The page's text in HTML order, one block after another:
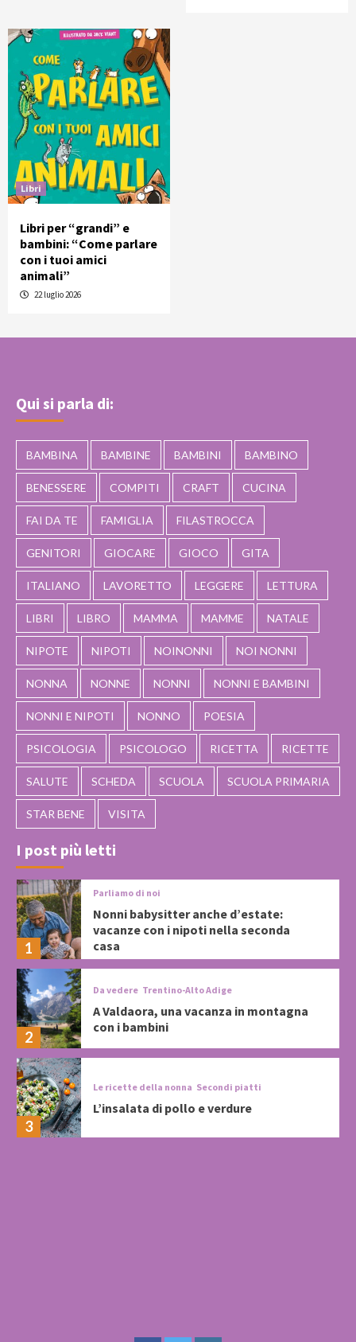
Libri
Libri per “grandi” e
bambini: “Come parlare
con i tuoi amici
animali”
22 luglio 2026
Qui si parla di:
BAMBINA BAMBINE BAMBINI BAMBINO
BENESSERE COMPITI CRAFT CUCINA
FAI DA TE FAMIGLIA FILASTROCCA
GENITORI GIOCARE GIOCO GITA
ITALIANO LAVORETTO LEGGERE LETTURA
LIBRI LIBRO MAMMA MAMME NATALE
NIPOTE NIPOTI NOINONNI NOI NONNI
NONNA NONNE NONNI NONNI E BAMBINI
NONNI E NIPOTI NONNO POESIA
PSICOLOGIA PSICOLOGO RICETTA RICETTE
SALUTE SCHEDA SCUOLA SCUOLA PRIMARIA
STAR BENE VISITA
I post più letti
1
Parliamo di noi
Nonni babysitter anche d’estate:
vacanze con i nipoti nella seconda
casa
2
Da vedere Trentino-Alto Adige
A Valdaora, una vacanza in montagna
con i bambini
3
Le ricette della nonna Secondi piatti
L’insalata di pollo e verdure